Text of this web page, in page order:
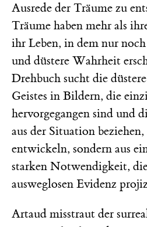
Ausrede der Träume zu
Träume haben mehr als
ihr Leben, in dem nur
und düstere Wahrheit
Drehbuch sucht die
Geistes in Bildern, die
hervorgegangen sind und
aus der Situation
entwickeln, sondern aus
starken Notwendigkeit,
ausweglosen Evidenz
Artaud misstraut der